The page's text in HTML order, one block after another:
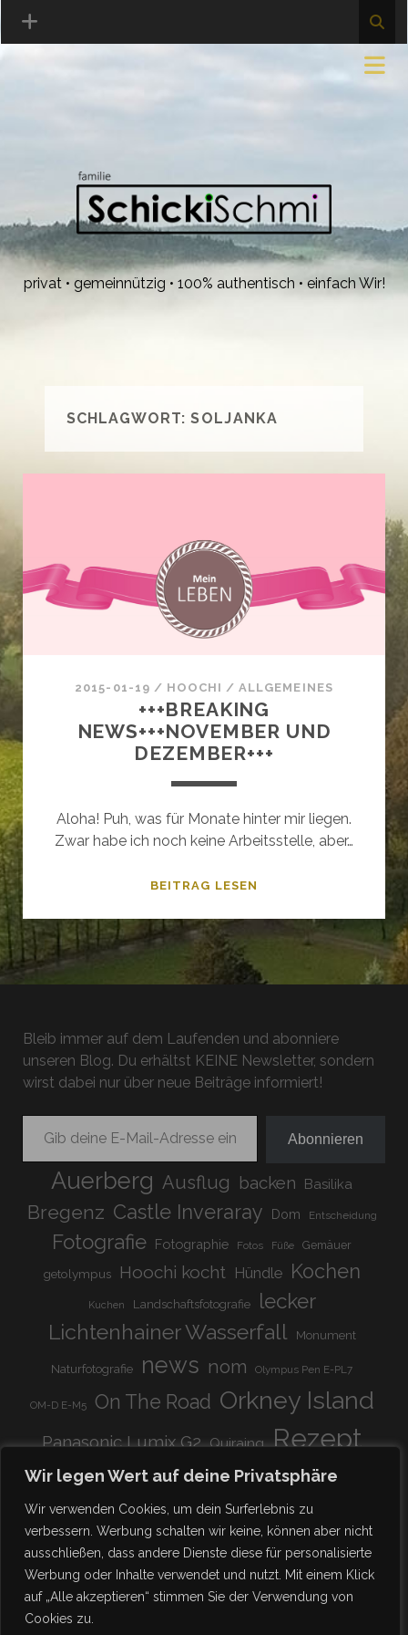
Wir legen Wert auf deine Privatsphäre
Wir verwenden Cookies, um dein Surferlebnis zu
verbessern. Werbung schalten wir keine, können aber nicht
ausschließen, dass andere Dienste diese für personalisierte
Werbung oder Inhalte verwendet und nutzt. Mit einem Klick
auf „Alle akzeptieren“ stimmen Sie der Verwendung von
Cookies zu.
privat • gemeinnützig • 100% authentisch • einfach Wir!
SCHLAGWORT:SOLJANKA
2015-01-19 / HOOCHI /ALLGEMEINES
+++BREAKING
NEWS+++NOVEMBER UND
DEZEMBER+++
Aloha! Puh, was für Monate hinter mir liegen.
Zwar habe ich noch keine Arbeitsstelle, aber…
BEITRAG LESEN
NEWS+++NOVEMBER
DEZEMBER+++
Bleib immer auf dem Laufenden und abonniere
unseren Blog. Du erhältst KEINE Newsletter, sondern
wirst dabei nur über neue Beiträge informiert!
Gib deine E-Mail-Adresse ein ...
Abonnieren
Auerberg Ausflug backen Basilika
Bregenz Castle Inveraray Dom Entscheidung
Fotografie Fotographie Fotos Füße Gemäuer
getolympus Hoochi kocht Hündle Kochen
Kuchen Landschaftsfotografie lecker
Lichtenhainer Wasserfall Monument
Naturfotografie news nom Olympus Pen E-PL7
OM-D E-M5 On The Road Orkney Island
Panasonic Lumix G2 Quiraing Rezept
Rundreise schnell & einfach Scotland
Stadion super lecker Systemkamera
vegetarisch Viadukt weitnau woooohoooo!!!!
zu Hause ♥